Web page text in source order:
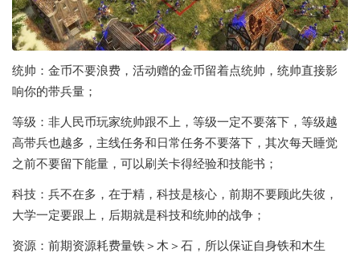
统帅：金币不要浪费，活动赠的金币留着点统帅，统帅直接影
响你的带兵量；
等级：非人民币玩家统帅跟不上，等级一定不要落下，等级越
高带兵也越多，主线任务和日常任务不要落下，其次每天睡觉
之前不要留下能量，可以刷关卡得经验和技能书；
科技：兵不在多，在于精，科技是核心，前期不要顾此失彼，
大学一定要跟上，后期就是科技和统帅的战争；
资源：前期资源耗费量铁＞木＞石，所以保证自身铁和木生